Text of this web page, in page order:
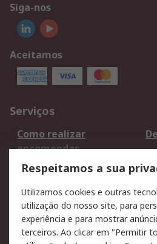
Siga-nos
Aceitamos
Serviços
Como realizar
encomendas
Formas de entrega
Pagamento e
faturação
Respeitamos a sua
Utilizamos cookies e outras
utilização do nosso site, para
experiência e para mostrar
terceiros. Ao clicar em "Permitir